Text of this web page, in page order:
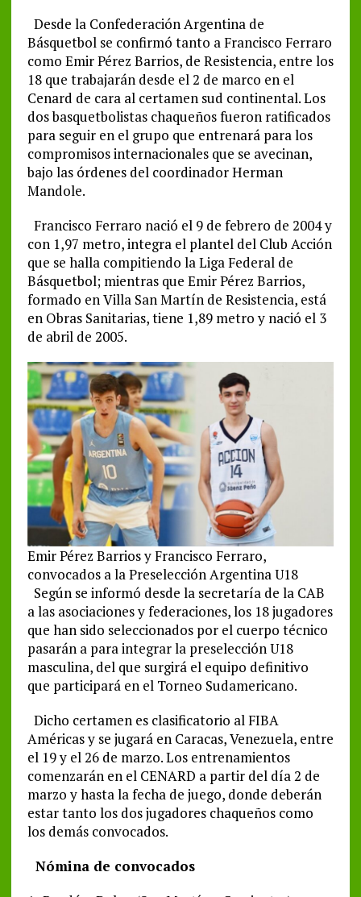
Desde la Confederación Argentina de
Básquetbol se confirmó tanto a Francisco Ferraro
como Emir Pérez Barrios, de Resistencia, entre los
18 que trabajarán desde el 2 de marco en el
Cenard de cara al certamen sud continental. Los
dos basquetbolistas chaqueños fueron ratificados
para seguir en el grupo que entrenará para los
compromisos internacionales que se avecinan,
bajo las órdenes del coordinador Herman
Mandole.
Francisco Ferraro nació el 9 de febrero de 2004 y
con 1,97 metro, integra el plantel del Club Acción
que se halla compitiendo la Liga Federal de
Básquetbol; mientras que Emir Pérez Barrios,
formado en Villa San Martín de Resistencia, está
en Obras Sanitarias, tiene 1,89 metro y nació el 3
de abril de 2005.
Emir Pérez Barrios y Francisco Ferraro,
convocados a la Preselección Argentina U18
Según se informó desde la secretaría de la CAB
a las asociaciones y federaciones, los 18 jugadores
que han sido seleccionados por el cuerpo técnico
pasarán a para integrar la preselección U18
masculina, del que surgirá el equipo definitivo
que participará en el Torneo Sudamericano.
Dicho certamen es clasificatorio al FIBA
Américas y se jugará en Caracas, Venezuela, entre
el 19 y el 26 de marzo. Los entrenamientos
comenzarán en el CENARD a partir del día 2 de
marzo y hasta la fecha de juego, donde deberán
estar tanto los dos jugadores chaqueños como
los demás convocados.
Nómina de convocados